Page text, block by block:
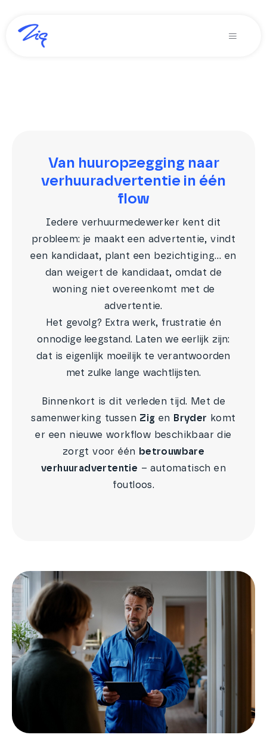
inhoud
Toggle
Zig365 | Demo
Van huuropzegging naar
verhuuradvertentie in één
flow
Iedere verhuurmedewerker kent dit
probleem: je maakt een advertentie, vindt
een kandidaat, plant een bezichtiging… en
dan weigert de kandidaat, omdat de
woning niet overeenkomt met de
advertentie.
Het gevolg? Extra werk, frustratie én
onnodige leegstand. Laten we eerlijk zijn:
dat is eigenlijk moeilijk te verantwoorden
met zulke lange wachtlijsten.
Binnenkort is dit verleden tijd. Met de
samenwerking tussen Zig en Bryder
komt
er een nieuwe workflow beschikbaar die
zorgt voor één
betrouwbare
verhuuradvertentie – automatisch en
foutloos.